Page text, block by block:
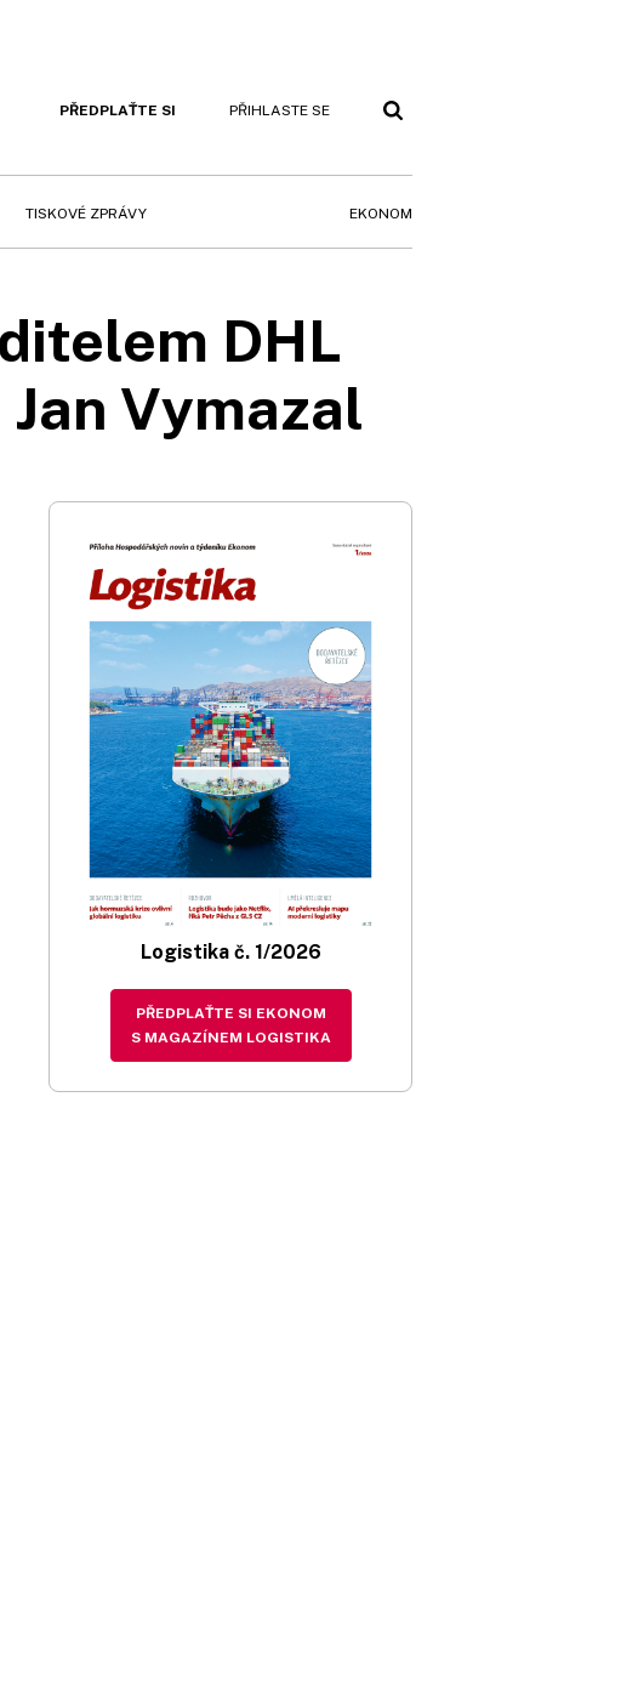
PŘEDPLAŤTE SI PŘIHLASTE SE
TISKOVÉ ZPRÁVY EKONOM
DHL
Vymazal
Logistika č. 1/2026
PŘEDPLAŤTE SI EKONOM
S MAGAZÍNEM LOGISTIKA